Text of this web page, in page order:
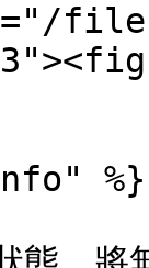
files/
%}